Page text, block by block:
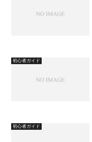
初心者ガイド
初心者ガイド